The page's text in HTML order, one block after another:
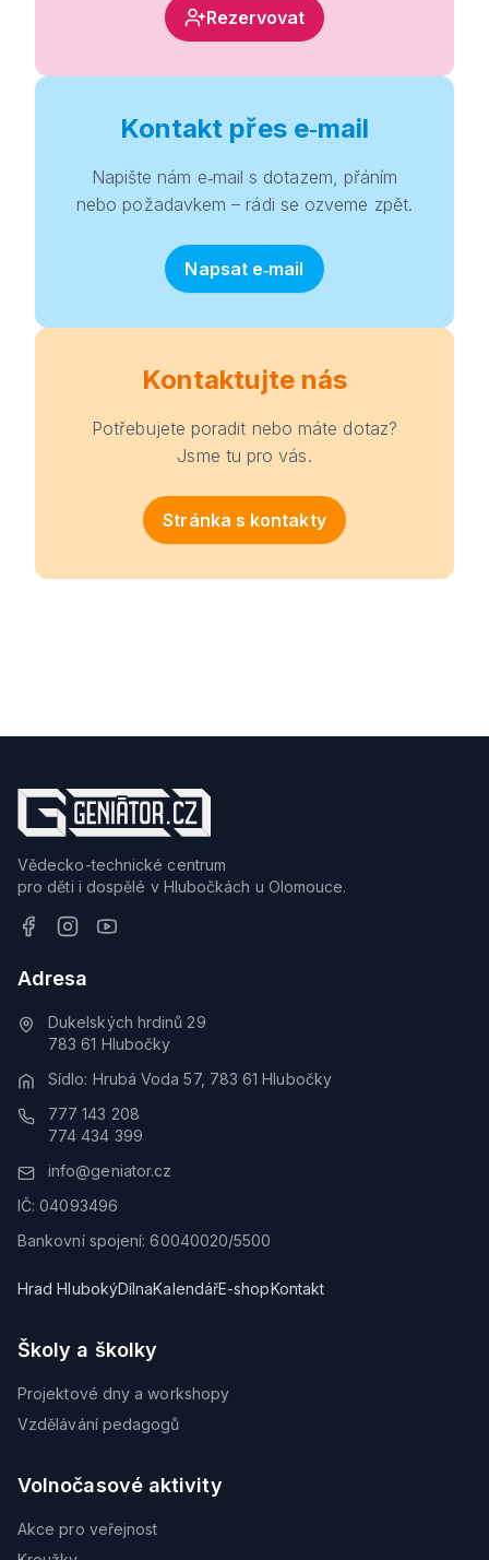
Rezervovat
Kontakt přes e‑mail
Napište nám e‑mail s dotazem, přáním
nebo požadavkem – rádi se ozveme zpět.
Napsat e‑mail
Kontaktujte nás
Potřebujete poradit nebo máte dotaz?
Jsme tu pro vás.
Stránka s kontakty
Vědecko-technické centrum
pro děti i dospělé v Hlubočkách u Olomouce.
Adresa
Dukelských hrdinů 29
783 61 Hlubočky
Sídlo: Hrubá Voda 57, 783 61 Hlubočky
777 143 208
774 434 399
info@geniator.cz
IČ: 04093496
Bankovní spojení: 60040020/5500
Hrad HlubokýDílnaKalendářE-shopKontakt
Školy a školky
Projektové dny a workshopy
Vzdělávání pedagogů
Volnočasové aktivity
Akce pro veřejnost